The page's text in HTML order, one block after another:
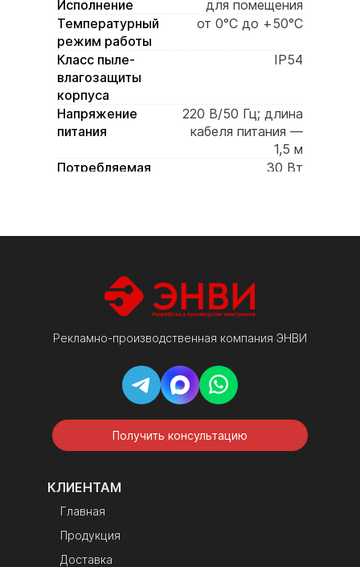
Исполнение
для помещения
Температурный
режим работы
от 0°C до +50°C
Класс пыле-
влагозащиты
корпуса
IP54
Напряжение
питания
220 В/50 Гц; длина
кабеля питания —
1,5 м
Потребляемая
30 Вт
пользовательских
питания более 12
месяцев
декоративный
алюминиевый
анодированный
профиль черного/
серого цвета,
акриловое стекло
Лицевая панель
прозрачный
Рекламно-производственная компания ЭНВИ
Получить консультацию
КЛИЕНТАМ
Главная
Продукция
Доставка